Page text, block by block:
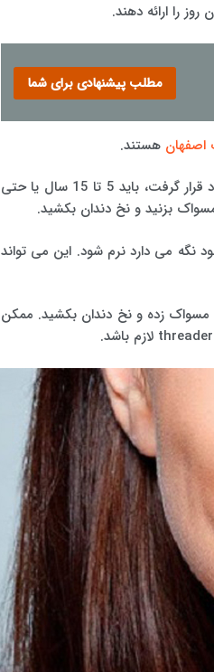
را ارائه دهند.
مطلب پیشنهادی برای شما
اصفهان هستند.
تاج ها یک راه حل نسبتا دائمی در نظر گرفته می شوند. هنگامی که یک تاج در جای خود قرار گرفت، باید 5 تا 15 سال یا حتی
بزنید و نخ دندان بکشید.
نگه می دارد نرم شود. این می تواند
مسواک زده و نخ دندان بکشید. ممکن